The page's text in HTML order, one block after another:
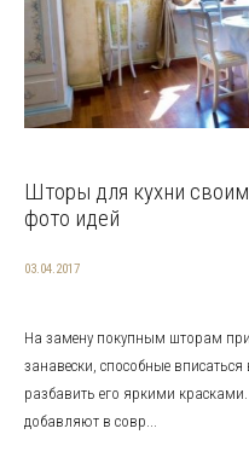
Шторы для кухни
фото идей
03.04.2017
На замену покупным шторам
занавески, способные
разбавить его яркими
добавляют в совр...